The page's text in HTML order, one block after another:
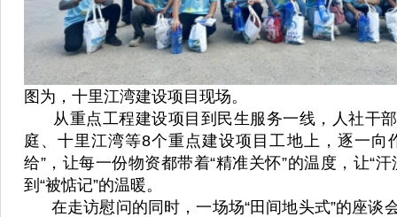
图为，十里江湾建设项目现场。
从重点工程建设项目到民生服务一线，人社干
庭、十里江湾等8个重点建设项目工地上，逐一向
给”，让每一份物资都带着“精准关怀”的温度，让“
到“被惦记”的温暖。
在走访慰问的同时，一场场“田间地头式”的座谈